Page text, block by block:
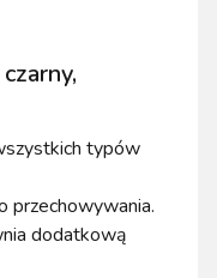
typów
przechowywania.
dodatkową